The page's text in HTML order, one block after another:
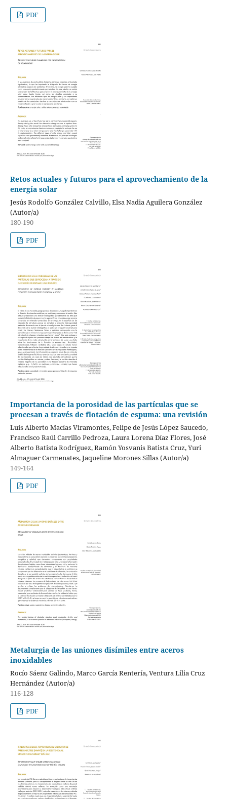
PDF
Retos actuales y futuros para el aprovechamiento de la
energía solar
Jesús Rodolfo González Calvillo, Elsa Nadia Aguilera González
(Autor/a)
180-190
PDF
Importancia de la porosidad de las partículas que se
procesan a través de flotación de espuma: una revisión
Luis Alberto Macías Viramontes, Felipe de Jesús López Saucedo,
Francisco Raúl Carrillo Pedroza, Laura Lorena Díaz Flores, José
Alberto Batista Rodríguez, Ramón Yosvanis Batista Cruz, Yuri
Almaguer Carmenates, Jaqueline Morones Sillas (Autor/a)
149-164
PDF
Metalurgia de las uniones disímiles entre aceros
inoxidables
Rocío Sáenz Galindo, Marco García Rentería, Ventura Lilia Cruz
Hernández (Autor/a)
116-128
PDF